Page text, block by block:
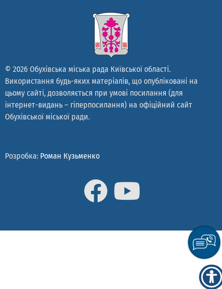
© 2026 Обухівська міська рада Київської області.
Використання будь-яких матеріалів, що опубліковані на
цьому сайті, дозволяється при умові посилання (для
інтернет-видань – гіперпосилання) на офіційний сайт
Обухівської міської ради.
Розробка: Роман Кузьменко